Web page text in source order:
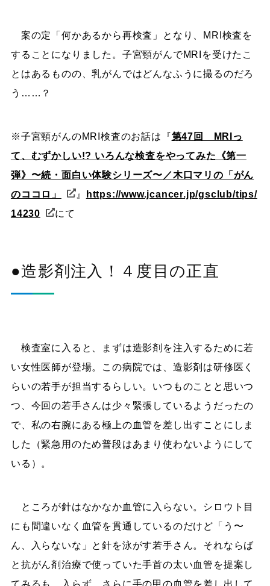
案の定「何かあるから再検査」となり、MRI検査を
することになりました。子宮頸がんでMRIを受けたこ
とはあるものの、乳がんではどんなふうに撮るのだろ
う……？
※子宮頸がんのMRI検査のお話は『第47回 MRIっ
て、むずかしい!? いろんな検査をやってみた《第一
弾》〜続・面白い体験シリーズ〜／木口マリの「がん
のココロ」
』
https://www.jcancer.jp/gsclub/tips/
14230
にて
●造影剤注入！４度目の正直
検査室に入ると、まずは造影剤を注入するために若
い女性医師が登場。この病院では、造影剤は研修医く
らいの若手が担当するらしい。いつものことと思いつ
つ、今回の若手さんは少々緊張しているようだったの
で、私の右腕にある極上の血管を差し出すことにしま
した（緊急用のため普段はあまり使わないようにして
いる）。
ところが針はなかなか血管に入らない。シロウト目
にも間違いなく血管を貫通しているのだけど「う〜
ん、入らないな」と針を泳がす若手さん。それならば
と抗がん剤治療で使っていた手首の太い血管を提案し